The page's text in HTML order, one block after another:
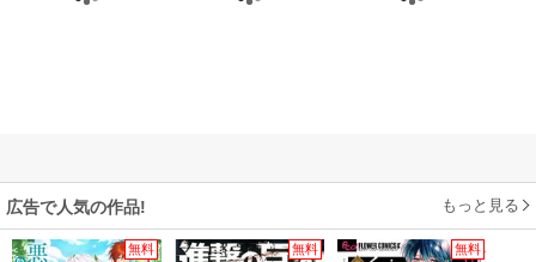
広告で人気の作品! もっと見る
無料 無料 無料